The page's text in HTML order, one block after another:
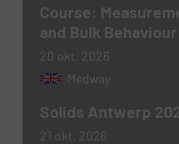
nieuwsbrieven.
Course:
and Bulk
20 okt, 2026
Medway
Solids Antwerp
21 okt, 2026